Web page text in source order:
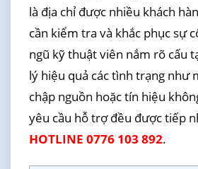
là địa chỉ được nhiều khách
cần kiểm tra và khắc phục sự
ngũ kỹ thuật viên nắm rõ cấu
lý hiệu quả các tình trạng như
chập nguồn hoặc tín hiệu
yêu cầu hỗ trợ đều được tiếp
HOTLINE 0776 103 892.